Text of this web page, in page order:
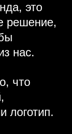
это
решение,
нас.
что
логотип.